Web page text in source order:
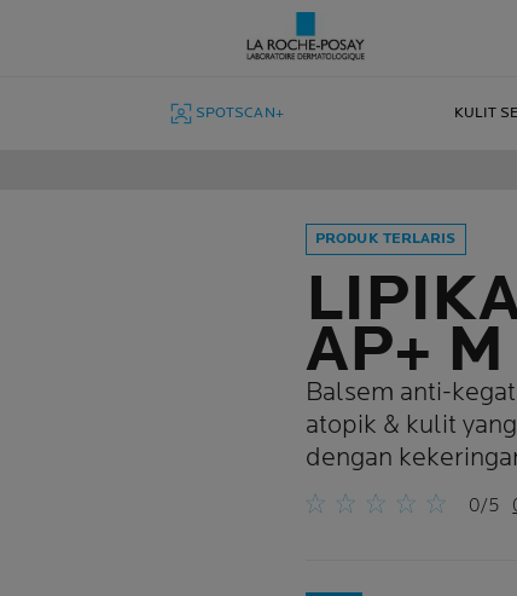
SPOTSCAN+ KULIT
PRODUK TERLARIS
AP+ M
Balsem anti-
atopik & kulit
dengan
0/5